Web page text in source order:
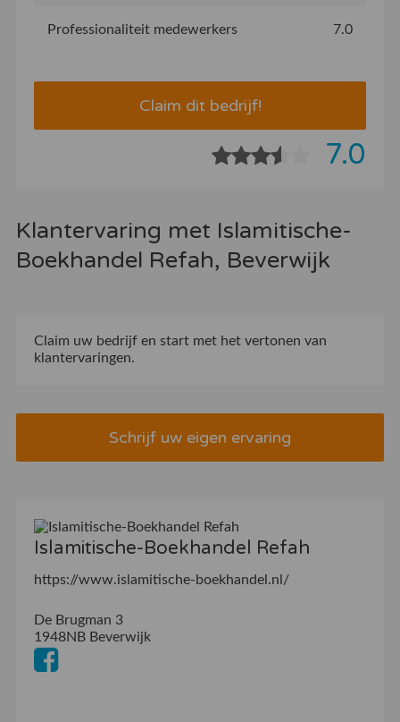
Professionaliteit medewerkers 7.0
Claim dit bedrijf!
7.0
Klantervaring met Islamitische-
Boekhandel Refah, Beverwijk
Claim uw bedrijfen start met het vertonen van
klantervaringen.
Schrijf uw eigen ervaring
Islamitische-Boekhandel Refah
https://www.islamitische-boekhandel.nl/
De Brugman 3
1948NB Beverwijk